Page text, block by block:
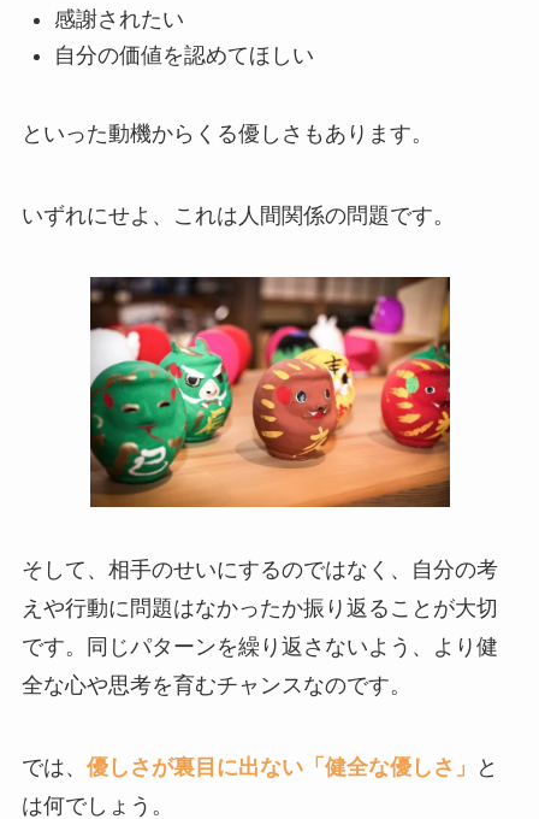
感謝されたい
自分の価値を認めてほしい
といった動機からくる優しさもあります。
いずれにせよ、これは人間関係の問題です。
そして、相手のせいにするのではなく、自分の考
えや行動に問題はなかったか振り返ることが大切
です。同じパターンを繰り返さないよう、より健
全な心や思考を育むチャンスなのです。
では、 優しさが裏目に出ない「健全な優しさ」
と
は何でしょう。